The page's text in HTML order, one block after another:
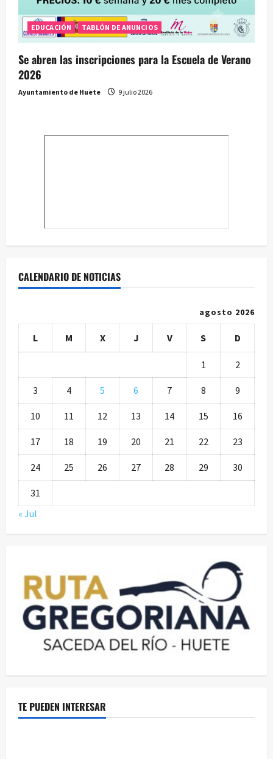
EDUCACIÓN TABLÓN DE ANUNCIOS
Se abren las inscripciones para la Escuela de Verano
2026
Ayuntamiento de Huete 9 julio 2026
CALENDARIO DE NOTICIAS
agosto 2026
L M X J V S D
1 2
3 4 5 6 7 8 9
10 11 12 13 14 15 16
17 18 19 20 21 22 23
24 25 26 27 28 29 30
31
« Jul
TE PUEDEN INTERESAR